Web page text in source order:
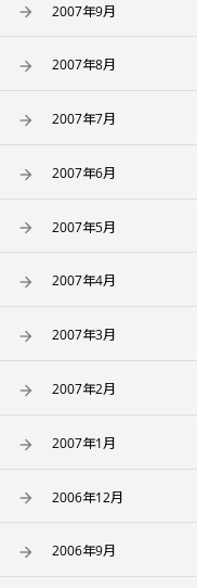
2007年9月
2007年8月
2007年7月
2007年6月
2007年5月
2007年4月
2007年3月
2007年2月
2007年1月
2006年12月
2006年9月